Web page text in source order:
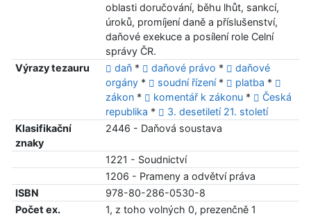
oblasti doručování, běhu lhůt, sankcí,
úroků, promíjení daně a příslušenství,
daňové exekuce a posílení role Celní
správy ČR.
Výrazy tezauru
daň* daňové právo *
daňové
orgány* soudní řízení* platba *
zákon* komentář k zákonu*
Česká
republika *
3. desetiletí 21. století
Klasifikační
znaky
2446 - Daňová soustava
1221 - Soudnictví
1206 - Prameny a odvětví práva
ISBN
978-80-286-0530-8
Počet ex.
1, z toho volných 0, prezenčně 1